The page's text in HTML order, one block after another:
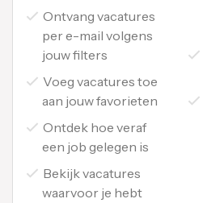
Ontvang vacatures
per e-mail volgens
jouw filters
Voeg vacatures toe
aan jouw favorieten
Ontdek hoe veraf
een job gelegen is
Bekijk vacatures
waarvoor je hebt